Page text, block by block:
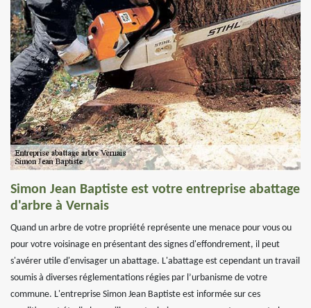
Simon Jean Baptiste est votre entreprise abattage
d'arbre à Vernais
Quand un arbre de votre propriété représente une menace pour vous ou
pour votre voisinage en présentant des signes d'effondrement, il peut
s'avérer utile d'envisager un abattage. L'abattage est cependant un travail
soumis à diverses réglementations régies par l’urbanisme de votre
commune. L'entreprise Simon Jean Baptiste est informée sur ces